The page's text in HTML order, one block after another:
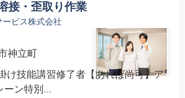
接・歪取り作業
ービス株式会社
神立町
け技能講習修了者【あれば尚可】ア
ン特別...